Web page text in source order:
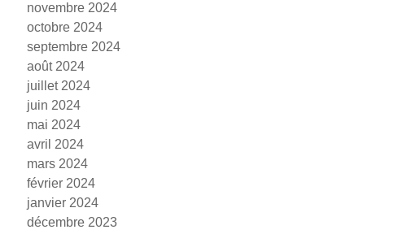
novembre 2024
octobre 2024
septembre 2024
août 2024
juillet 2024
juin 2024
mai 2024
avril 2024
mars 2024
février 2024
janvier 2024
décembre 2023